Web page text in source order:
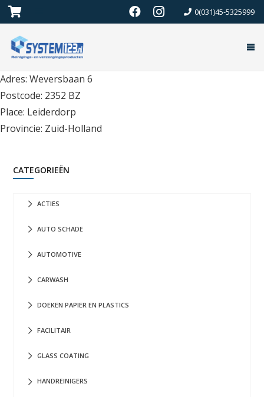
0(031)45-5325999
CATEGORIEËN
ACTIES
AUTO SCHADE
AUTOMOTIVE
CARWASH
DOEKEN PAPIER EN PLASTICS
FACILITAIR
GLASS COATING
HANDREINIGERS
Adres: Weversbaan 6
Postcode: 2352 BZ
Place: Leiderdorp
Provincie: Zuid-Holland